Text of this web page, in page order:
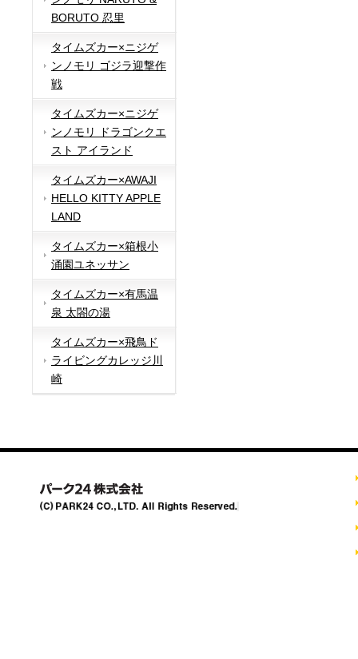
BORUTO 忍里
タイムズカー×ニジゲ
ンノモリ ゴジラ迎撃作
戦
タイムズカー×ニジゲ
ンノモリ ドラゴンクエ
スト アイランド
タイムズカー×AWAJI
HELLO KITTY APPLE
LAND
タイムズカー×箱根小
涌園ユネッサン
タイムズカー×有馬温
泉 太閤の湯
タイムズカー×飛鳥ド
ライビングカレッジ川
崎